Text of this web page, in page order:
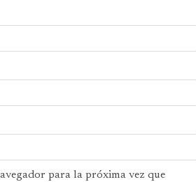
para la próxima vez que